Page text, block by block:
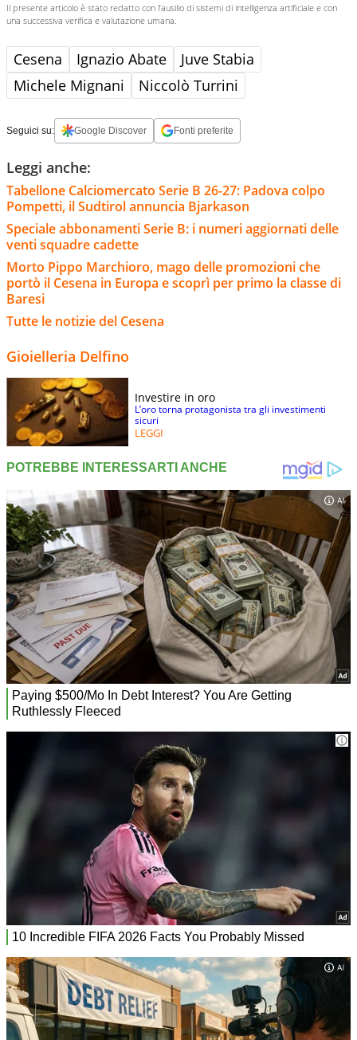
Il presente articolo è stato redatto con l’ausilio di sistemi di intelligenza artificiale e con
una successiva verifica e valutazione umana.
Cesena Ignazio Abate
Juve Stabia
Michele Mignani
Niccolò Turrini
Seguici su: Google Discover Fonti preferite
Leggi anche:
Tabellone Calciomercato Serie B 26-27: Padova colpo
Pompetti, il Sudtirol annuncia Bjarkason
Speciale abbonamenti Serie B: i numeri aggiornati delle
venti squadre cadette
Morto Pippo Marchioro, mago delle promozioni che
portò il Cesena in Europa e scoprì per primo la classe di
Baresi
Tutte le notizie del Cesena
Gioielleria Delfino
Investire in oro
L’oro torna protagonista tra gli investimenti
sicuri
LEGGI